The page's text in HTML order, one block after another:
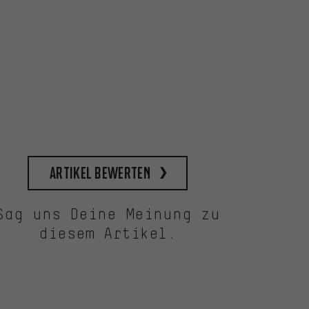
Artikel bewerten
uns Deine Meinung zu
diesem Artikel.